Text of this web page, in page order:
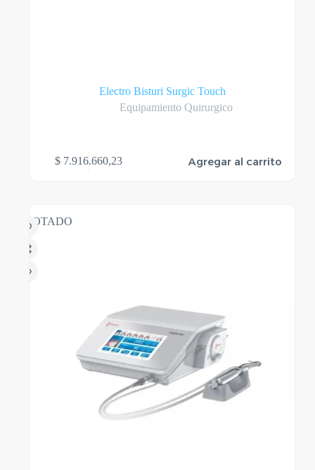
Electro Bisturi Surgic Touch
Equipamiento Quirurgico
$ 7.916.660,23 Agregar al carrito
AGOTADO